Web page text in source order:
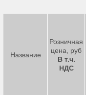
Название
Розничная
цена, руб
В т.ч.
НДС